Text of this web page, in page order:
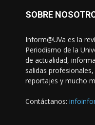
SOBRE
Inform@UVa es la
Periodismo de la
de actualidad,
salidas
reportajes y mucho
Contáctanos: